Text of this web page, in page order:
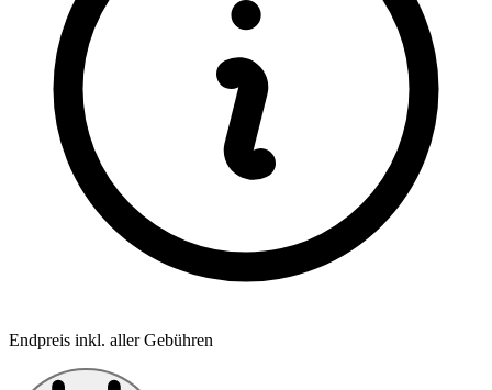
Endpreis inkl. aller Gebühren